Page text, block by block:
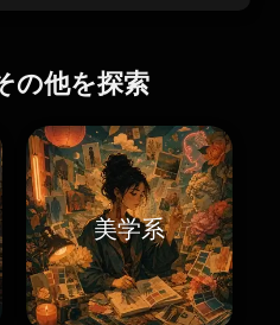
の他を探索
美学系